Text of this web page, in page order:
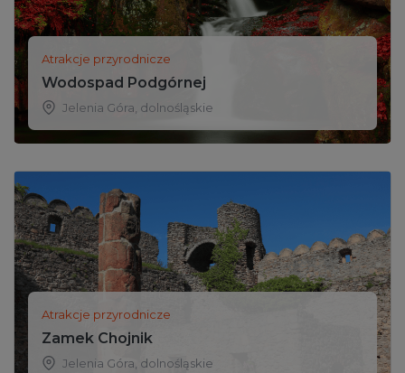
Atrakcje przyrodnicze
Wodospad Podgórnej
Jelenia Góra dolnośląskie
Atrakcje przyrodnicze
Zamek Chojnik
Jelenia Góra dolnośląskie